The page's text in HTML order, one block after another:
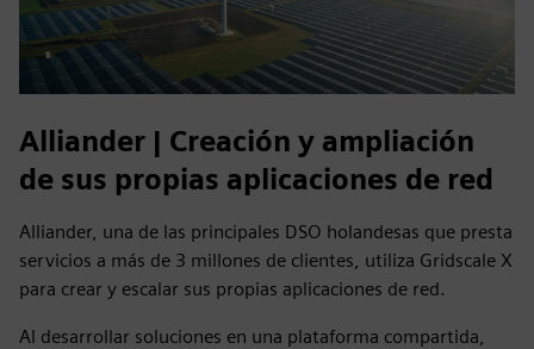
Alliander | Creación y ampliación
de sus propias aplicaciones de red
Alliander, una de las principales DSO holandesas que presta
servicios a más de 3 millones de clientes, utiliza Gridscale X
para crear y escalar sus propias aplicaciones de red.
Al desarrollar soluciones en una plataforma compartida,